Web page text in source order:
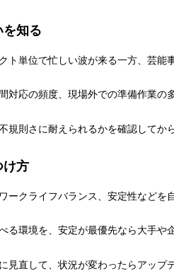
を知る
ト単位で忙しい波が来る一方、芸能
対応の頻度、現場外での準備作業の
規則さに耐えられるかを確認してか
け方
ークライフバランス、安定性などを
る環境を、安定が最優先なら大手や
見直して、状況が変わったらアップ